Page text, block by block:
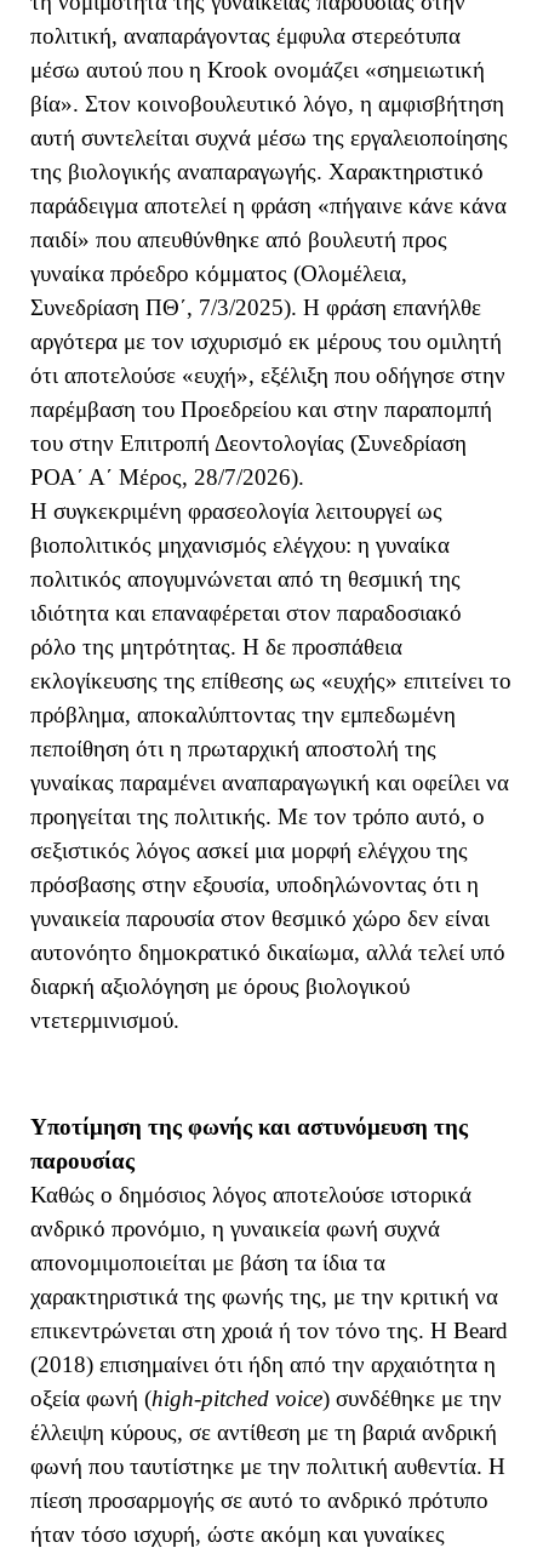
πολιτική, αναπαράγοντας έμφυλα στερεότυπα
μέσω αυτού που η Krook ονομάζει «σημειωτική
βία». Στον κοινοβουλευτικό λόγο, η αμφισβήτηση
αυτή συντελείται συχνά μέσω της εργαλειοποίησης
της βιολογικής αναπαραγωγής. Χαρακτηριστικό
παράδειγμα αποτελεί η φράση «πήγαινε κάνε κάνα
παιδί» που απευθύνθηκε από βουλευτή προς
γυναίκα πρόεδρο κόμματος (Ολομέλεια,
Συνεδρίαση ΠΘ΄, 7/3/2025). Η φράση επανήλθε
αργότερα με τον ισχυρισμό εκ μέρους του ομιλητή
ότι αποτελούσε «ευχή», εξέλιξη που οδήγησε στην
παρέμβαση του Προεδρείου και στην παραπομπή
του στην Επιτροπή Δεοντολογίας (Συνεδρίαση
ΡΟΑ΄ Α΄ Μέρος, 28/7/2026).
Η συγκεκριμένη φρασεολογία λειτουργεί ως
βιοπολιτικός μηχανισμός ελέγχου: η γυναίκα
πολιτικός απογυμνώνεται από τη θεσμική της
ιδιότητα και επαναφέρεται στον παραδοσιακό
ρόλο της μητρότητας. Η δε προσπάθεια
εκλογίκευσης της επίθεσης ως «ευχής» επιτείνει το
πρόβλημα, αποκαλύπτοντας την εμπεδωμένη
πεποίθηση ότι η πρωταρχική αποστολή της
γυναίκας παραμένει αναπαραγωγική και οφείλει να
προηγείται της πολιτικής. Με τον τρόπο αυτό, ο
σεξιστικός λόγος ασκεί μια μορφή ελέγχου της
πρόσβασης στην εξουσία, υποδηλώνοντας ότι η
γυναικεία παρουσία στον θεσμικό χώρο δεν είναι
αυτονόητο δημοκρατικό δικαίωμα, αλλά τελεί υπό
διαρκή αξιολόγηση με όρους βιολογικού
ντετερμινισμού.
Υποτίμηση της φωνής και αστυνόμευση της
παρουσίας
Καθώς ο δημόσιος λόγος αποτελούσε ιστορικά
ανδρικό προνόμιο, η γυναικεία φωνή συχνά
απονομιμοποιείται με βάση τα ίδια τα
χαρακτηριστικά της φωνής της, με την κριτική να
επικεντρώνεται στη χροιά ή τον τόνο της. Η Beard
(2018) επισημαίνει ότι ήδη από την αρχαιότητα η
οξεία φωνή (high-pitched voice) συνδέθηκε με την
έλλειψη κύρους, σε αντίθεση με τη βαριά ανδρική
φωνή που ταυτίστηκε με την πολιτική αυθεντία. Η
πίεση προσαρμογής σε αυτό το ανδρικό πρότυπο
ήταν τόσο ισχυρή, ώστε ακόμη και γυναίκες